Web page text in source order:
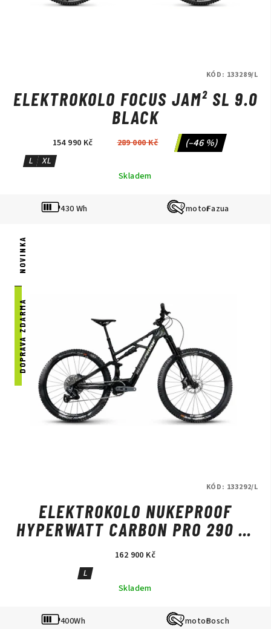
ELEKTROKOLO FOCUS JAM² SL 9.0
BLACK
154 990 Kč 289 000 Kč (–46 %)
L
XL
Skladem
KÓD: 133289/L
430 Wh Fazua
NOVINKA
DOPRAVA ZDARMA
ELEKTROKOLO NUKEPROOF
HYPERWATT CARBON PRO 290 T-
GX BLACK
162 900 Kč
L
Skladem
KÓD: 133292/L
400Wh Bosch